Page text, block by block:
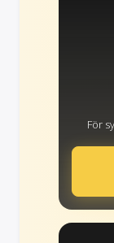
För